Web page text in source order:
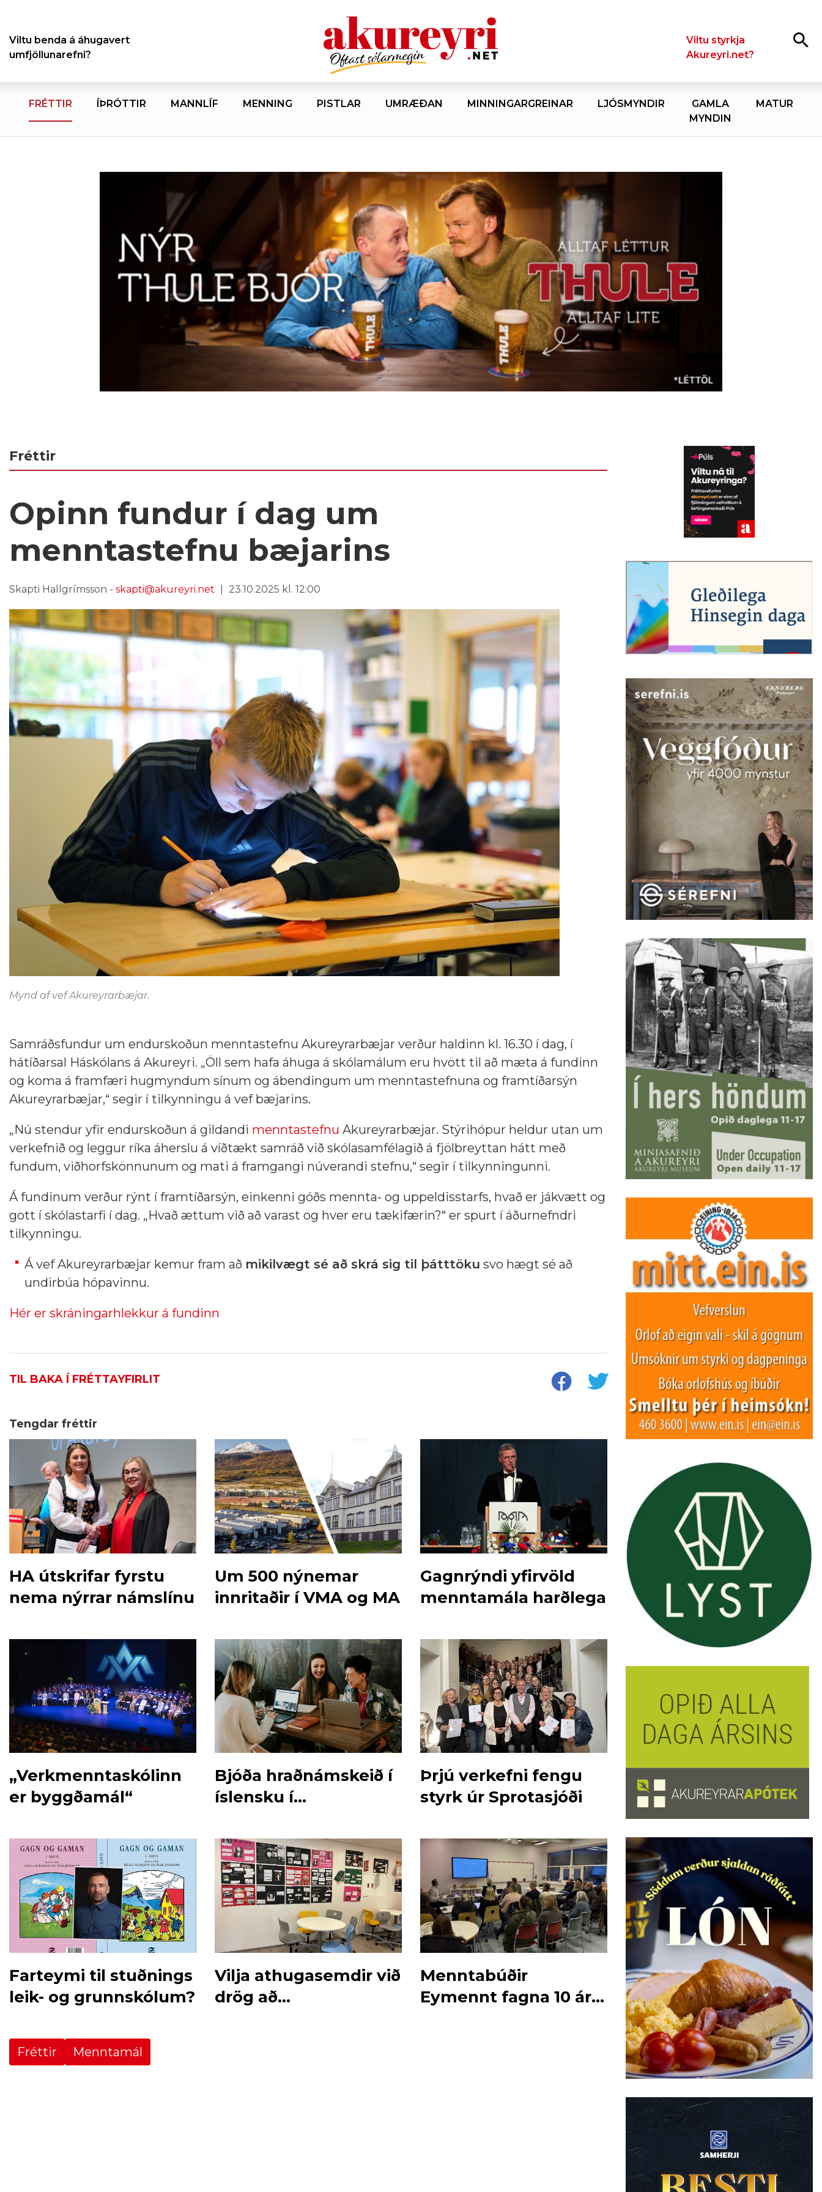
Leita
Viltu benda á áhugavert
umfjöllunarefni?
Viltu styrkja
Akureyri.net?
FRÉTTIR ÍÞRÓTTIR MANNLÍF MENNING PISTLAR UMRÆÐAN MINNINGARGREINAR LJÓSMYNDIR
GAMLA
MYNDIN
MATUR
Fréttir
Opinn fundur í dag um
menntastefnu bæjarins
Skapti Hallgrímsson - skapti@akureyri.net 23.10.2025 kl. 12:00
Mynd af vef Akureyrarbæjar.
Samráðsfundur um endurskoðun menntastefnu Akureyrarbæjar verður haldinn kl. 16.30 í dag, í
hátíðarsal Háskólans á Akureyri. „Öll sem hafa áhuga á skólamálum eru hvött til að mæta á fundinn
og koma á framfæri hugmyndum sínum og ábendingum um menntastefnuna og framtíðarsýn
Akureyrarbæjar,“ segir í tilkynningu á vef bæjarins.
„Nú stendur yfir endurskoðun á gildandi menntastefnu Akureyrarbæjar. Stýrihópur heldur utan um
verkefnið og leggur ríka áherslu á víðtækt samráð við skólasamfélagið á fjölbreyttan hátt með
fundum, viðhorfskönnunum og mati á framgangi núverandi stefnu,“ segir í tilkynningunni.
Á fundinum verður rýnt í framtíðarsýn, einkenni góðs mennta- og uppeldisstarfs, hvað er jákvætt og
gott í skólastarfi í dag. „Hvað ættum við að varast og hver eru tækifærin?“ er spurt í áðurnefndri
tilkynningu.
Á vef Akureyrarbæjar kemur fram að mikilvægt sé að skrá sig til þátttöku svo hægt sé að
undirbúa hópavinnu.
Hér er skráningarhlekkur á fundinn
TIL BAKA Í FRÉTTAYFIRLIT
Tengdar fréttir
HA útskrifar fyrstu
nema nýrrar námslínu
Um 500 nýnemar
innritaðir í VMA og MA
Gagnrýndi yfirvöld
menntamála harðlega
„Verkmenntaskólinn
er byggðamál“
Bjóða hraðnámskeið í
íslensku í
Þrjú verkefni fengu
styrk úr Sprotasjóði
Farteymi til stuðnings
leik- og grunnskólum?
Vilja athugasemdir við
drög að
Menntabúðir
Eymennt fagna 10 ára
Fréttir Menntamál